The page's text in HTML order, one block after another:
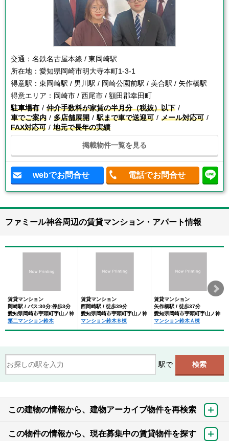
交通： 名鉄名古屋本線 / 東岡崎駅
所在地： 愛知県岡崎市明大寺本町1-3-1
得意駅： 東岡崎駅 / 男川駅 / 岡崎公園前駅 / 美合駅 / 矢作橋駅
得意エリア： 岡崎市 / 西尾市 / 額田郡幸田町
駐車場有
仲介手数料が家賃の半月分（税抜）以下
車でご案内
多店舗展開 駅まで車で送迎可
メール対応可
FAX対応可
地元で長年の実績
掲載物件一覧を見る
webでお問合せ 電話でお問合せ
ファミール神谷周辺の賃貸マンション・アパート情報
賃貸マンション
岡崎駅 / バス:30分:停歩3分
愛知県岡崎市宇頭町字山ノ神
第二マンション鈴木
賃貸マンション
西岡崎駅 / 徒歩39分
愛知県岡崎市宇頭町字山ノ神
マンション鈴木Ｂ棟
賃貸マンション
矢作橋駅 / 徒歩37分
愛知県岡崎市宇頭町字山ノ神
マンション鈴木Ａ棟
駅で
この建物の情報から、建物アーカイブ物件を再検索
この物件の情報から、現在募集中の賃貸物件を探す